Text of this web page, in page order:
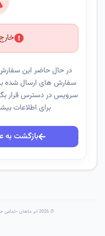
در حال حاضر این
سفارش های ارسال شده
سرویس در دسترس قرار
برای اطلاعات
بازگشت
© 2026 ابر ماهان -تمامی حقوق برای ابرماهان محفوظ میباشد